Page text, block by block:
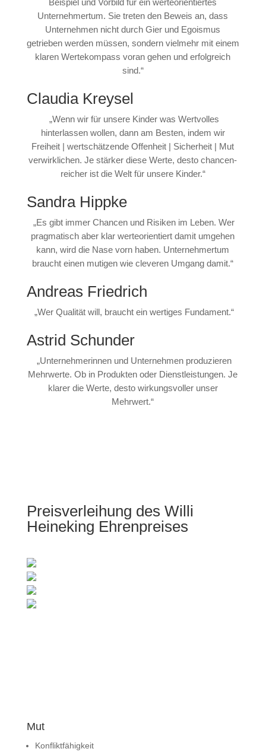
Unternehmertum. Sie treten den Beweis an, dass
Unternehmen nicht durch Gier und Egoismus
getrieben werden müssen, sondern vielmehr mit einem
klaren Wertekompass voran gehen und erfolgreich
sind.“
Claudia Kreysel
„Wenn wir für unsere Kinder was Wertvolles
hinterlassen wollen, dann am Besten, indem wir
Freiheit | wertschätzende Offenheit | Sicherheit | Mut
verwirklichen. Je stärker diese Werte, desto chancen-
reicher ist die Welt für unsere Kinder.“
Sandra Hippke
„Es gibt immer Chancen und Risiken im Leben. Wer
pragmatisch aber klar werteorientiert damit umgehen
kann, wird die Nase vorn haben. Unternehmertum
braucht einen mutigen wie cleveren Umgang damit.“
Andreas Friedrich
„Wer Qualität will, braucht ein wertiges Fundament.“
Astrid Schunder
„Unternehmerinnen und Unternehmen produzieren
Mehrwerte. Ob in Produkten oder Dienstleistungen. Je
klarer die Werte, desto wirkungsvoller unser
Mehrwert.“
Preisverleihung des Willi
Heineking Ehrenpreises
Mut
Konfliktfähigkeit